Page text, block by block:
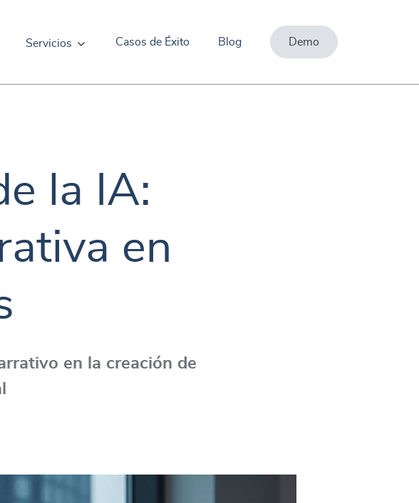
Servicios Casos de Éxito Blog Demo
la IA:
en
en la creación de